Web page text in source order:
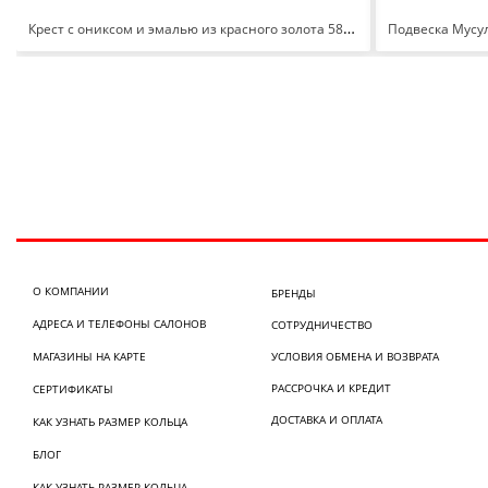
Крест с ониксом и эмалью из красного золота 585 080043
О КОМПАНИИ
АДРЕСА И ТЕЛЕФОНЫ САЛОНОВ
МАГАЗИНЫ НА КАРТЕ
СЕРТИФИКАТЫ
КАК УЗНАТЬ РАЗМЕР КОЛЬЦА
БЛОГ
БРЕНДЫ
СОТРУДНИЧЕСТВО
УСЛОВИЯ ОБМЕНА И ВОЗВРАТА
РАССРОЧКА И КРЕДИТ
ДОСТАВКА И ОПЛАТА